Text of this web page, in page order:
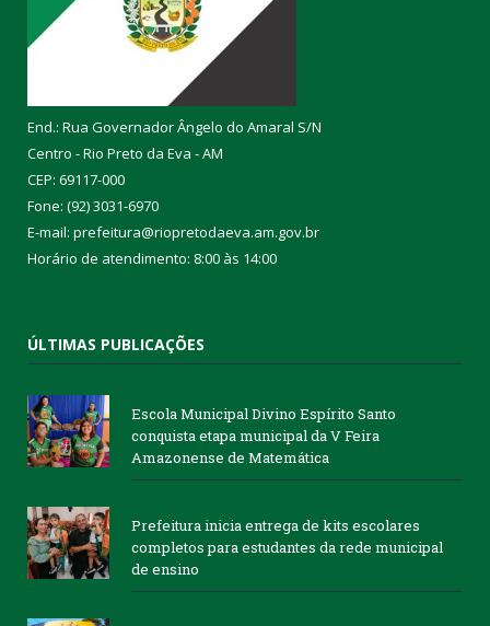
End.: Rua Governador Ângelo do Amaral S/N
Centro - Rio Preto da Eva - AM
CEP: 69117-000
Fone: (92) 3031-6970
E-mail: prefeitura@riopretodaeva.am.gov.br
Horário de atendimento: 8:00 às 14:00
ÚLTIMAS PUBLICAÇÕES
Escola Municipal Divino Espírito Santo
conquista etapa municipal da V Feira
Amazonense de Matemática
Prefeitura inicia entrega de kits escolares
completos para estudantes da rede municipal
de ensino